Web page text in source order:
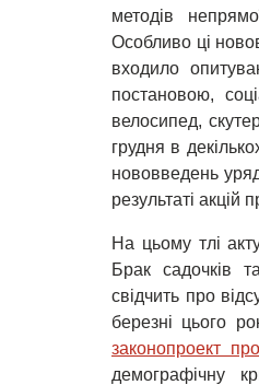
методів
Особливо ці
входило
постановою,
велосипед,
грудня в
нововведень
результаті акцій
На цьому тлі
Брак садочків
свідчить про
березні цього
законопроект
демографічну